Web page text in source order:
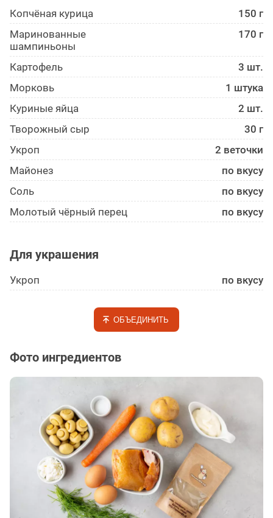
Копчёная курица
150 г
Маринованные
шампиньоны
170 г
Картофель
3 шт.
Морковь
1 штука
Куриные яйца
2 шт.
Творожный сыр
30 г
Укроп
2 веточки
Майонез
по вкусу
Соль
по вкусу
Молотый чёрный перец
по вкусу
Для украшения
Укроп по вкусу
ОБЪЕДИНИТЬ
Фото ингредиентов